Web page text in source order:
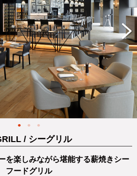
/ シーグリル
を楽しみながら堪能する薪焼きシー
フードグリル